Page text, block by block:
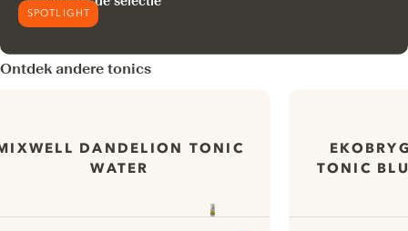
SPOTLIGHT
Ontdek andere tonics
DANDELION TONIC
WATER
TONIC